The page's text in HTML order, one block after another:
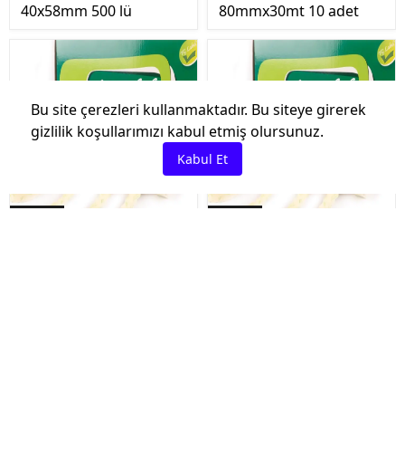
Bu site çerezleri kullanmaktadır. Bu siteye girerek
gizlilik koşullarımızı kabul etmiş olursunuz.
Kabul Et
40x58mm 500 lü
80mmx30mt 10 adet